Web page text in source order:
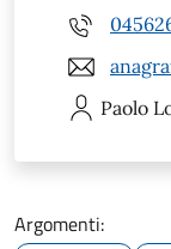
Paolo
Argomenti: